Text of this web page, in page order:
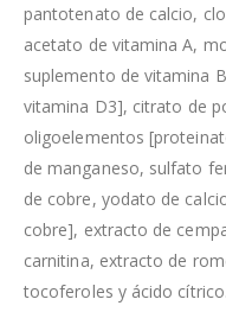
pantotenato de calcio,
acetato de vitamina A,
suplemento de vitamina
vitamina D3], citrato de
oligoelementos
de manganeso, sulfato
de cobre, yodato de
cobre], extracto de
carnitina, extracto de
tocoferoles y ácido cítrico.